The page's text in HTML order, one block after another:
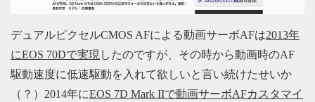
デュアルピクセルCMOS AFによる動画サーボAFは2013年
にEOS 70Dで実現 したのですが、その時から動画時のAF
駆動速度に低速駆動を入れて欲しいと言い続けたせいか
（？）2014年にEOS 7D Mark IIで動画サーボAFカスタマイ